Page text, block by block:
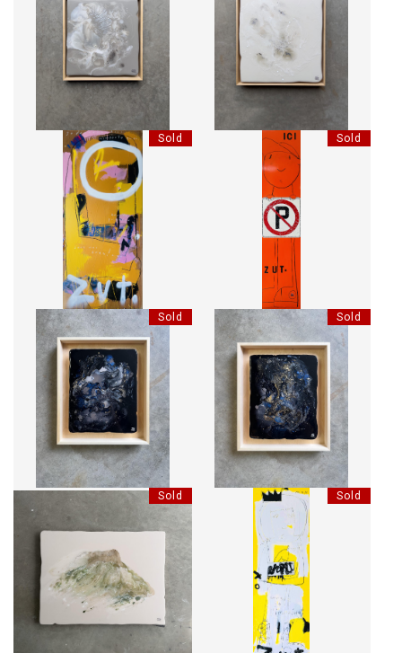
LA DANSE DES DUNES OMBRE DE LUMIÈRE
Sold
JE DONNERAIS N'IMPORTE
QUOI... POUR TE PRENDRE
DANS MES BRAS.
Sold
NO PARKING
Sold
HEAR THE WAVES CRASH ON
THE BEACH
Sold
THERE'LL COME A TIME I'LL
WANNA KNOW I WAS HERE
Sold
TOUT PASSE
Sold
MON WORLD COMME JE
L'IMAGINE.